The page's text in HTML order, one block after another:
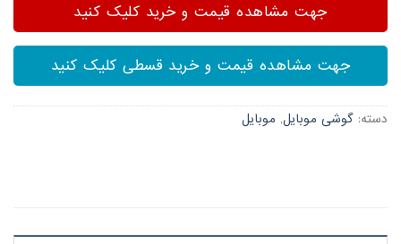
جهت مشاهده قیمت و خرید کلیک کنید
جهت مشاهده قیمت و خرید قسطی کلیک کنید
دسته: گوشی موبایل, موبایل